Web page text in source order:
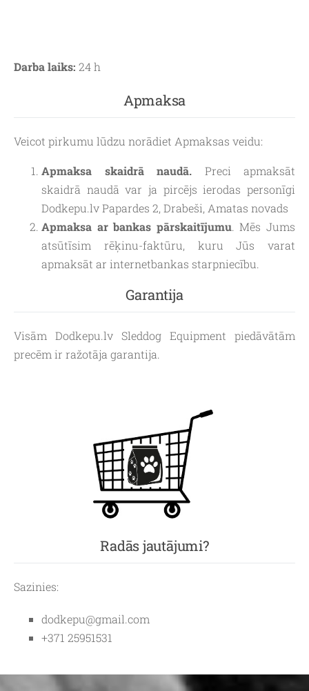
Darba laiks: 24 h
Apmaksa
Veicot pirkumu lūdzu norādiet Apmaksas veidu:
Apmaksa skaidrā naudā. Preci apmaksāt
skaidrā naudā var ja pircējs ierodas personīgi
Dodkepu.lv Papardes 2, Drabeši, Amatas novads
Apmaksa ar bankas pārskaitījumu. Mēs Jums
atsūtīsim rēķinu-faktūru, kuru Jūs varat
apmaksāt ar internetbankas starpniecību.
Garantija
Visām Dodkepu.lv Sleddog Equipment piedāvātām
precēm ir ražotāja garantija.
Radās jautājumi?
Sazinies:
dodkepu@gmail.com
+371 25951531